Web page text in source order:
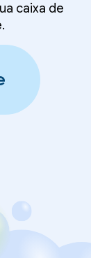
caixa de